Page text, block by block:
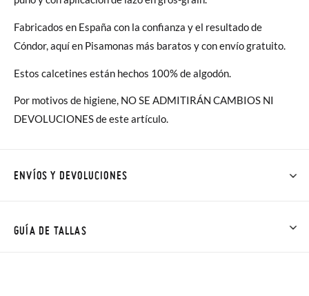
Fabricados en España con la confianza y el resultado de
Cóndor, aquí en Pisamonas más baratos y con envío gratuito.
Estos calcetines están hechos 100% de algodón.
Por motivos de higiene, NO SE ADMITIRÁN CAMBIOS NI
DEVOLUCIONES de este artículo.
ENVÍOS Y DEVOLUCIONES
Talla/Color también son GRATIS y puedes realizarlos hasta en
GUÍA DE TALLAS